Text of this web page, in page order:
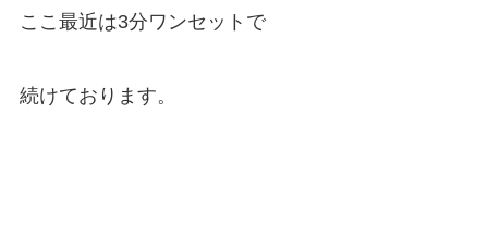
ここ最近は3分ワンセットで
続けております。